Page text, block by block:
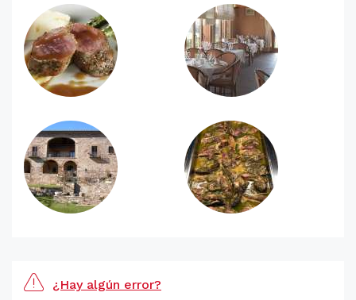
¿Hay algún error?